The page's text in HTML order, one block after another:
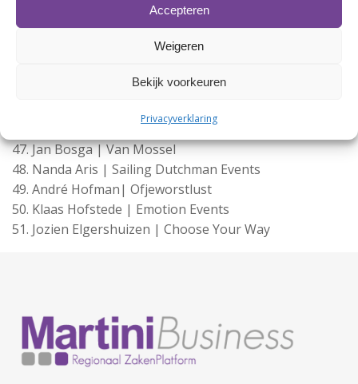
Accepteren
Weigeren
Bekijk voorkeuren
Privacyverklaring
Dennis Gaastra | Virena Autogroep
Enne Hovingh | Hovingh Autodemontage
Harmannus Bijmolt | Statores Beheer BV
Esmee Adema | Nova Groep
Mark Sollie | Sollie.Comm
Jan Bosga | Van Mossel
Nanda Aris | Sailing Dutchman Events
André Hofman| Ofjeworstlust
Klaas Hofstede | Emotion Events
Jozien Elgershuizen | Choose Your Way